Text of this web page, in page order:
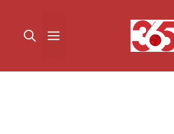
القائمة